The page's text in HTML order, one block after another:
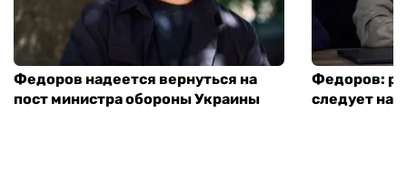
Федоров надеется вернуться на
пост министра обороны Украины
Федоров:
следует